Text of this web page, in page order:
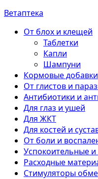
Ветаптека
От блох и клещей
Таблетки
Капли
Шампуни
Кормовые добавки
От глистов и
Антибиотики и
Для глаз и ушей
Для ЖКТ
Для костей и
От боли и
Успокоительные
Расходные
Стимуляторы